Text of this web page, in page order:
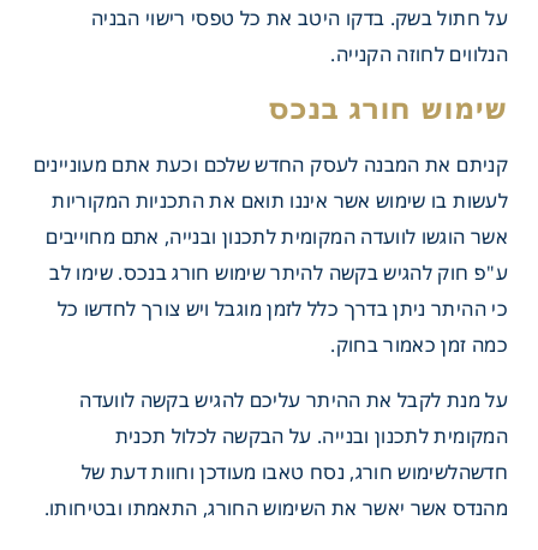
על חתול בשק. בדקו היטב את כל טפסי רישוי הבניה
הנלווים לחוזה הקנייה.
קניתם את המבנה לעסק החדש שלכם וכעת אתם מעוניינים
לעשות בו שימוש אשר איננו תואם את התכניות המקוריות
אשר הוגשו לוועדה המקומית לתכנון ובנייה, אתם מחוייבים
ע"פ חוק להגיש בקשה להיתר שימוש חורג בנכס. שימו לב
כי ההיתר ניתן בדרך כלל לזמן מוגבל ויש צורך לחדשו כל
כמה זמן כאמור בחוק.
על מנת לקבל את ההיתר עליכם להגיש בקשה לוועדה
המקומית לתכנון ובנייה. על הבקשה לכלול תכנית
חדשהלשימוש חורג, נסח טאבו מעודכן וחוות דעת של
מהנדס אשר יאשר את השימוש החורג, התאמתו ובטיחותו.